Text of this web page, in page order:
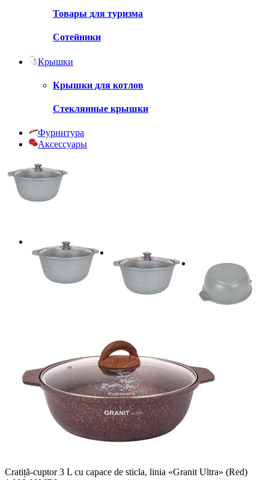
Товары для туризма
Сотейники
Крышки
Крышки для котлов
Стеклянные крышки
Фурнитура
Аксессуары
Cratiță-cuptor 3 L cu сapace de sticla, linia «Granit Ultra» (Red)